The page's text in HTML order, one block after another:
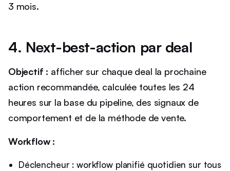
3 mois.
4. Next-best-action par deal
Objectif : afficher sur chaque deal la prochaine
action recommandée, calculée toutes les 24
heures sur la base du pipeline, des signaux de
comportement et de la méthode de vente.
Workflow :
Déclencheur : workflow planifié quotidien sur tous